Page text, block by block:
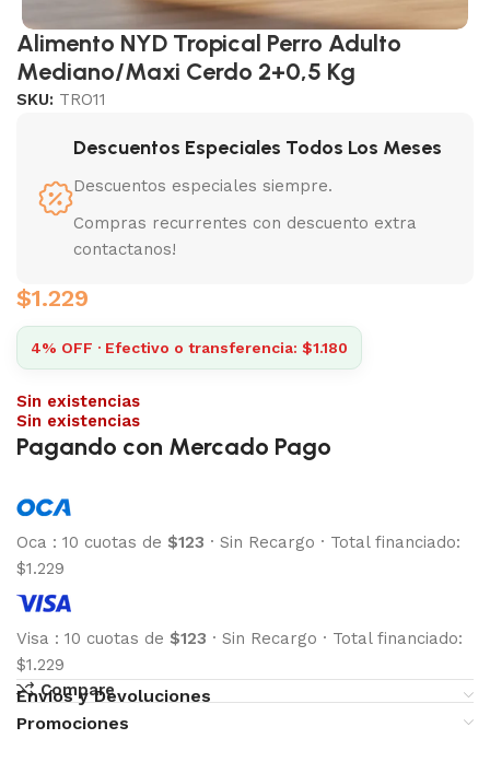
Alimento NYD Tropical Perro Adulto
Mediano/Maxi Cerdo 2+0,5 Kg
SKU: TRO11
Descuentos Especiales Todos Los Meses
Descuentos especiales siempre.
Compras recurrentes con descuento extra
contactanos!
$1.229
4% OFF · Efectivo o transferencia: $1.180
Sin existencias
Sin existencias
Pagando con Mercado Pago
Oca : 10 cuotas de $123 · Sin Recargo · Total financiado:
$1.229
Visa : 10 cuotas de $123 · Sin Recargo · Total financiado:
$1.229
Compare
Envíos y Devoluciones
Promociones